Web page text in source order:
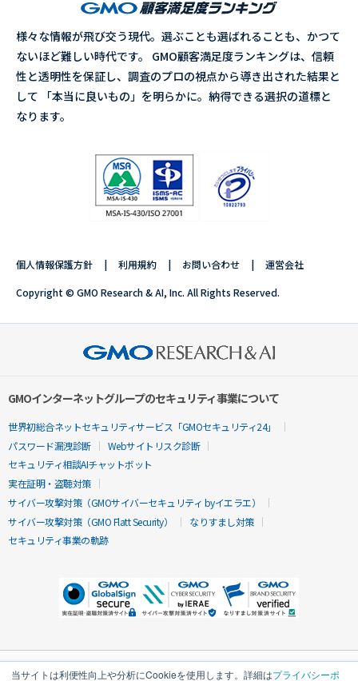
当サイトは利便性向上や分析にCookieを使用します。詳細はプライバシーポ
様々な情報が飛び交う現代。選ぶことも選ばれることも、かつて
ないほど難しい時代です。 GMO顧客満足度ランキングは、信頼
性と透明性を保証し、調査のプロの視点から導き出された結果と
して 「本当に良いもの」を明らかに。納得できる選択の道標と
なります。
個人情報保護方針 利用規約 お問い合わせ 運営会社
Copyright © GMO Research & AI, Inc. All Rights Reserved.
GMOインターネットグループのセキュリティ事業について
世界初総合ネットセキュリティサービス「GMOセキュリティ24」
パスワード漏洩診断
Webサイトリスク診断
セキュリティ相談AIチャットボット
実在証明・盗聴対策
サイバー攻撃対策（GMOサイバーセキュリティ byイエラエ）
サイバー攻撃対策（GMO Flatt Security）
なりすまし対策
セキュリティ事業の軌跡